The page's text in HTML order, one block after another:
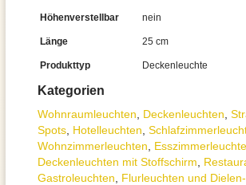
Kategorien
Wohnraum­leuchten Decken­leuchten
Spots Hotelleuchten
Wohnzimmer­leuchten
Deckenleuchten mit Stoffschirm
Gastroleuchten
Flurleuchten und
Höhenverstellbar nein
Länge 25 cm
Produkttyp Deckenleuchte